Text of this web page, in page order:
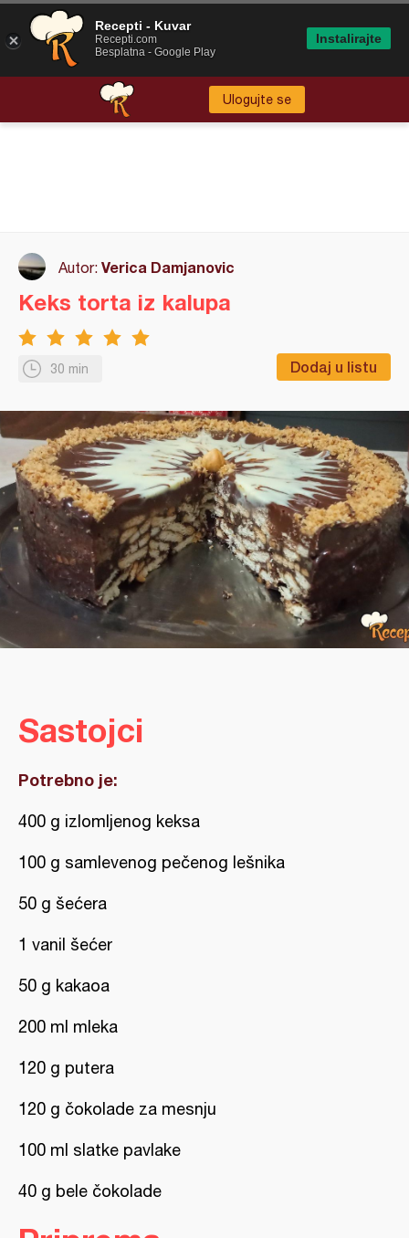
Ulogujte se
Autor: Verica Damjanovic
30 min Dodaj u listu
Keks torta iz kalupa
Sastojci
Potrebno je:
400 g izlomljenog keksa
100 g samlevenog pečenog lešnika
50 g šećera
1 vanil šećer
50 g kakaoa
200 ml mleka
120 g putera
120 g čokolade za mesnju
100 ml slatke pavlake
40 g bele čokolade
Recepti - Kuvar
Recepti.com
Besplatna - Google Play
Instalirajte